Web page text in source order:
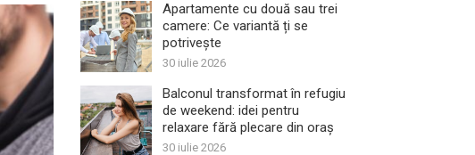
Apartamente cu două sau trei
camere: Ce variantă ți se
potrivește
30 iulie 2026
Balconul transformat în refugiu
de weekend: idei pentru
relaxare fără plecare din oraș
30 iulie 2026